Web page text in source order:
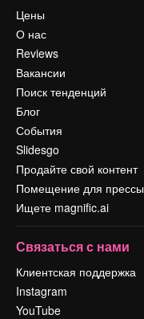
Цены
О нас
Reviews
Вакансии
Поиск тенденций
Блог
События
Slidesgo
Продайте свой контент
Помещение для прессы
Ищете magnific.ai
Связаться с нами
Клиентская поддержка
Instagram
YouTube